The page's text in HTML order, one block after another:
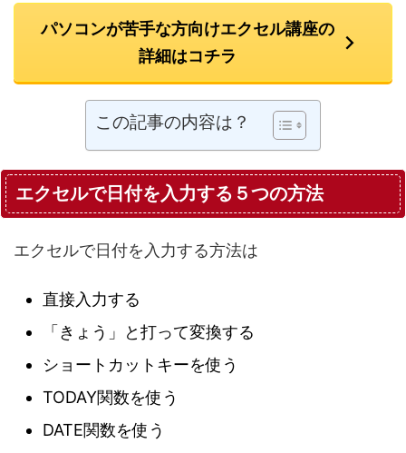
パソコンが苦手な方向けエクセル講座の
詳細はコチラ
この記事の内容は？
エクセルで日付を入力する５つの方法
エクセルで日付を入力する方法は
直接入力する
「きょう」と打って変換する
ショートカットキーを使う
TODAY関数を使う
DATE関数を使う